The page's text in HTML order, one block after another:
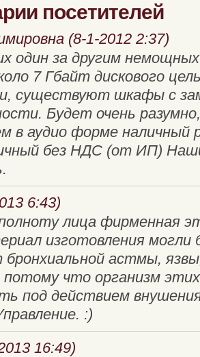
посетителей
(8-1-2012 2:37)
один за другим
7 Гбайт дискового
существуют шкафы с
Будет очень
в аудио форме наличный
без НДС (от ИП)
6:43)
лица фирменная
изготовления
бронхиальной астмы,
потому что организм
под действием
:)
16:49)